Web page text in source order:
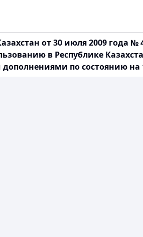
от 30 июля 2009 года
в Республике
по состоянию на